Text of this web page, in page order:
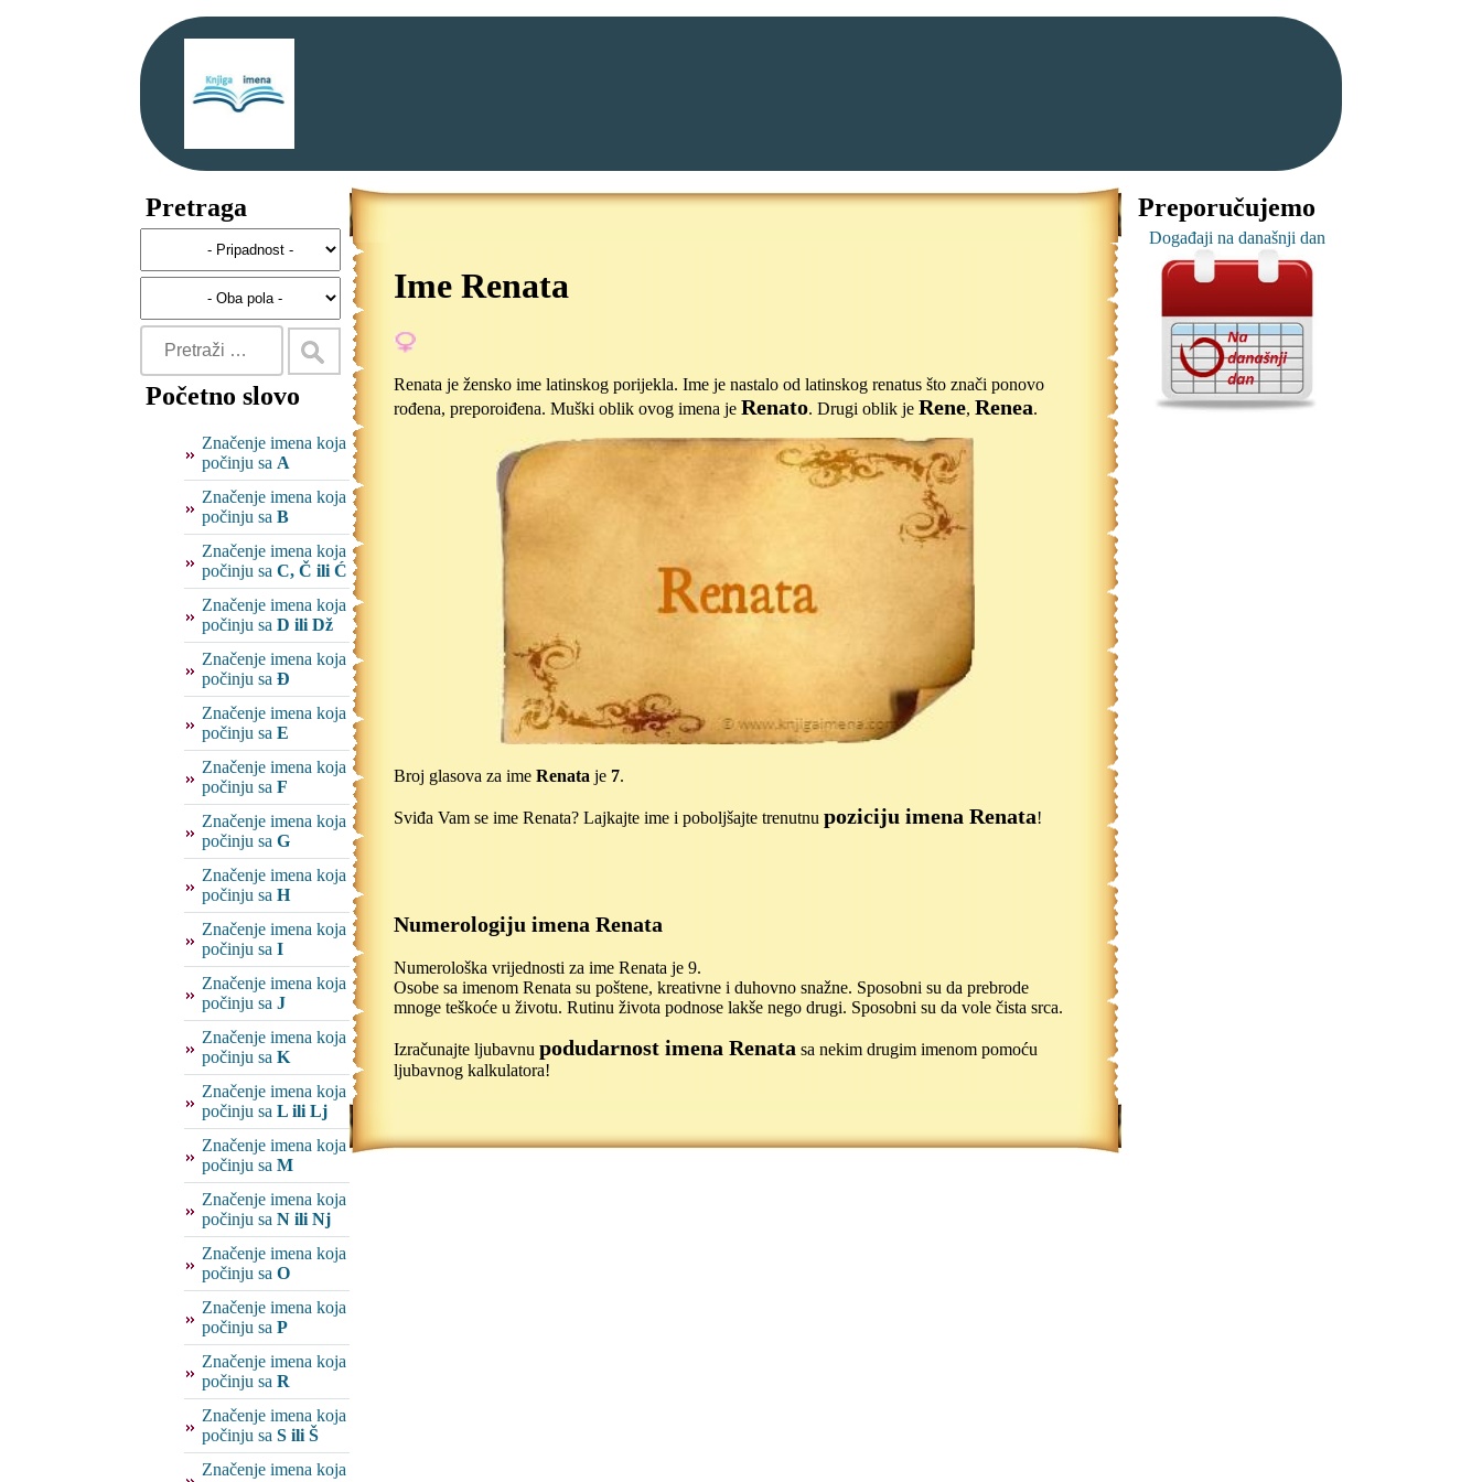
Pretraga
Početno slovo
Značenje imena koja
počinju sa A
Značenje imena koja
počinju sa B
Značenje imena koja
počinju sa C, Č ili Ć
Značenje imena koja
počinju sa D ili Dž
Značenje imena koja
počinju sa Đ
Značenje imena koja
počinju sa E
Značenje imena koja
počinju sa F
Značenje imena koja
počinju sa G
Značenje imena koja
počinju sa H
Značenje imena koja
počinju sa I
Značenje imena koja
počinju sa J
Značenje imena koja
počinju sa K
Značenje imena koja
počinju sa L ili Lj
Značenje imena koja
počinju sa M
Značenje imena koja
počinju sa N ili Nj
Značenje imena koja
počinju sa O
Značenje imena koja
počinju sa P
Značenje imena koja
počinju sa R
Značenje imena koja
počinju sa S ili Š
Značenje imena koja
Ime Renata
Renata je žensko ime latinskog porijekla. Ime je nastalo od latinskog renatus što znači ponovo
rođena, preporoiđena. Muški oblik ovog imena je Renato. Drugi oblik je Rene, Renea.
Broj glasova za ime Renata je 7.
Sviđa Vam se ime Renata? Lajkajte ime i poboljšajte trenutnu poziciju imena Renata!
Numerologiju imena Renata
Numerološka vrijednosti za ime Renata je 9.
Osobe sa imenom Renata su poštene, kreativne i duhovno snažne. Sposobni su da prebrode
mnoge teškoće u životu. Rutinu života podnose lakše nego drugi. Sposobni su da vole čista srca.
Izračunajte ljubavnu podudarnost imena Renata sa nekim drugim imenom pomoću
ljubavnog kalkulatora!
Preporučujemo
Događaji na današnji dan